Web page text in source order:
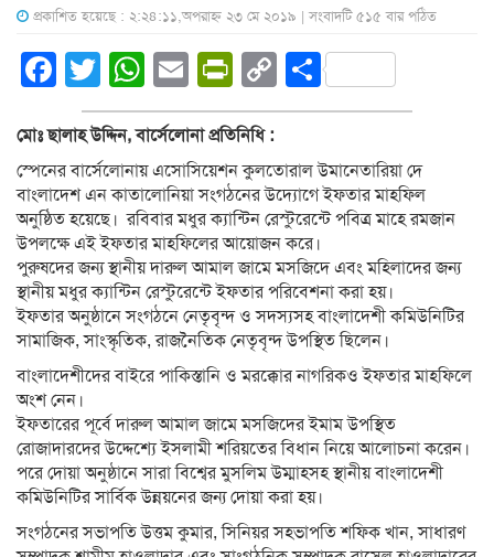
প্রকাশিত হয়েছে : ২:২৪:১১,অপরাহ্ন ২৩ মে ২০১৯ | সংবাদটি ৫১৫ বার পঠিত
Facebook
Twitter
WhatsApp
EmailPrintFriendly
Copy
Link
Share
মোঃ ছালাহ উদ্দিন, বার্সেলোনা প্রতিনিধি :
স্পেনের বার্সেলোনায় এসোসিয়েশন কুলতোরাল উমানেতারিয়া দে
বাংলাদেশ এন কাতালোনিয়া সংগঠনের উদ্যোগে ইফতার মাহফিল
অনুষ্ঠিত হয়েছে। রবিবার মধুর ক্যান্টিন রেস্টুরেন্টে পবিত্র মাহে রমজান
উপলক্ষে এই ইফতার মাহফিলের আয়োজন করে।
পুরুষদের জন্য স্থানীয় দারুল আমাল জামে মসজিদে এবং মহিলাদের জন্য
স্থানীয় মধুর ক্যান্টিন রেস্টুরেন্টে ইফতার পরিবেশনা করা হয়।
ইফতার অনুষ্ঠানে সংগঠনে নেতৃবৃন্দ ও সদস্যসহ বাংলাদেশী কমিউনিটির
সামাজিক, সাংস্কৃতিক, রাজনৈতিক নেতৃবৃন্দ উপস্থিত ছিলেন।
বাংলাদেশীদের বাইরে পাকিস্তানি ও মরক্কোর নাগরিকও ইফতার মাহফিলে
অংশ নেন।
ইফতারের পূর্বে দারুল আমাল জামে মসজিদের ইমাম উপস্থিত
রোজাদারদের উদ্দেশ্যে ইসলামী শরিয়তের বিধান নিয়ে আলোচনা করেন।
পরে দোয়া অনুষ্ঠানে সারা বিশ্বের মুসলিম উম্মাহসহ স্থানীয় বাংলাদেশী
কমিউনিটির সার্বিক উন্নয়নের জন্য দোয়া করা হয়।
সংগঠনের সভাপতি উত্তম কুমার, সিনিয়র সহভাপতি শফিক খান, সাধারণ